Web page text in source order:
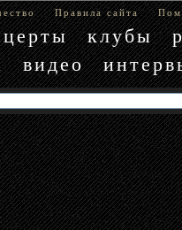
Правила сайта
клубы
видео